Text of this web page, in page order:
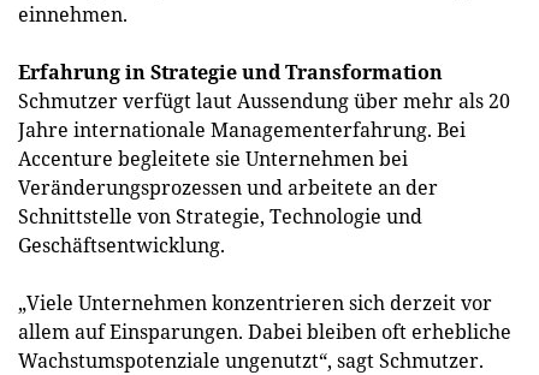
einnehmen.
Erfahrung in Strategie und Transformation
Schmutzer verfügt laut Aussendung über mehr als 20
Jahre internationale Managementerfahrung. Bei
Accenture begleitete sie Unternehmen bei
Veränderungsprozessen und arbeitete an der
Schnittstelle von Strategie, Technologie und
Geschäftsentwicklung.
„Viele Unternehmen konzentrieren sich derzeit vor
allem auf Einsparungen. Dabei bleiben oft erhebliche
Wachstumspotenziale ungenutzt“, sagt Schmutzer.